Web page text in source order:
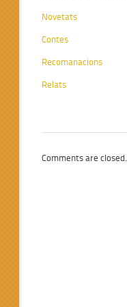
Novetats
Contes
Recomanacions
Relats
Comments are closed.